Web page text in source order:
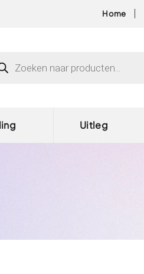
Home
Uitleg